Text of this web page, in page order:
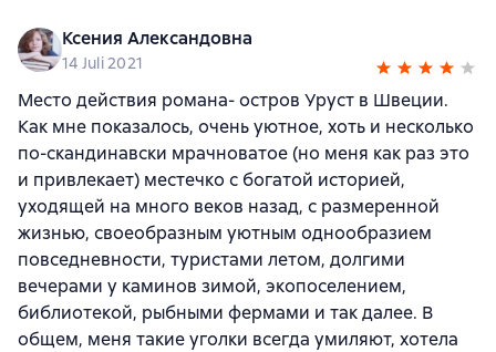
Ксения Александовна
14 Juli 2021
Место действия романа- остров Уруст в Швеции.
Как мне показалось, очень уютное, хоть и несколько
по-скандинавски мрачноватое (но меня как раз это
и привлекает) местечко с богатой историей,
уходящей на много веков назад, с размеренной
жизнью, своеобразным уютным однообразием
повседневности, туристами летом, долгими
вечерами у каминов зимой, экопоселением,
библиотекой, рыбными фермами и так далее. В
общем, меня такие уголки всегда умиляют, хотела